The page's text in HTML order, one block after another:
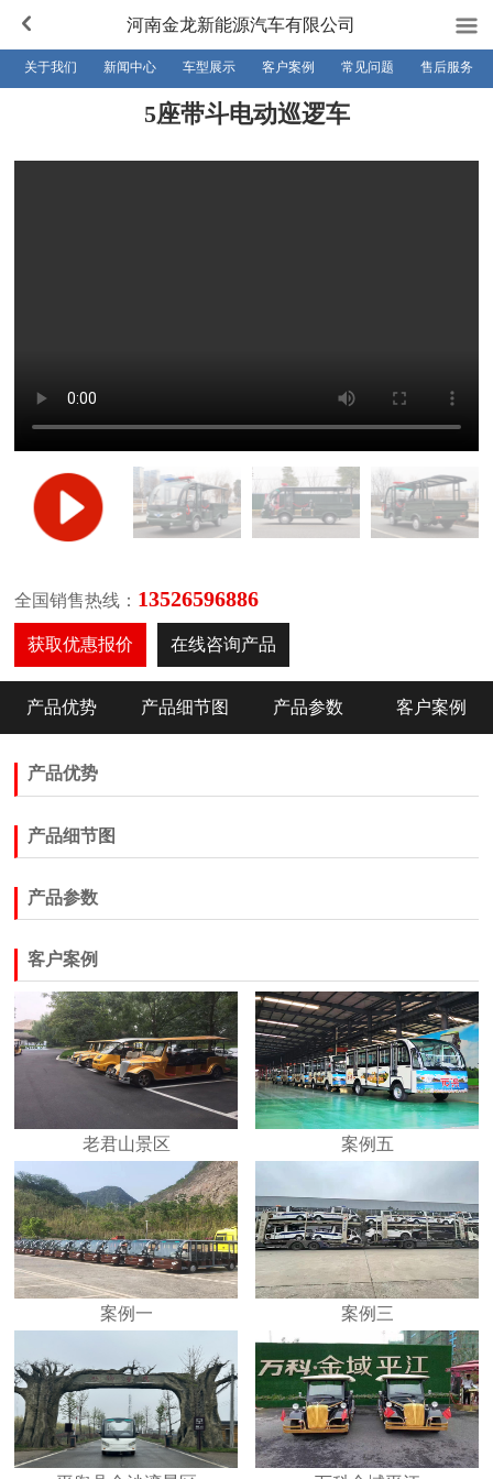
河南金龙新能源汽车有限公司
关于我们 新闻中心 车型展示 客户案例 常见问题 售后服务
5座带斗电动巡逻车
全国销售热线： 13526596886
获取优惠报价 在线咨询产品
产品优势 产品细节图 产品参数 客户案例
产品优势
产品细节图
产品参数
客户案例
老君山景区 案例五
案例一 案例三